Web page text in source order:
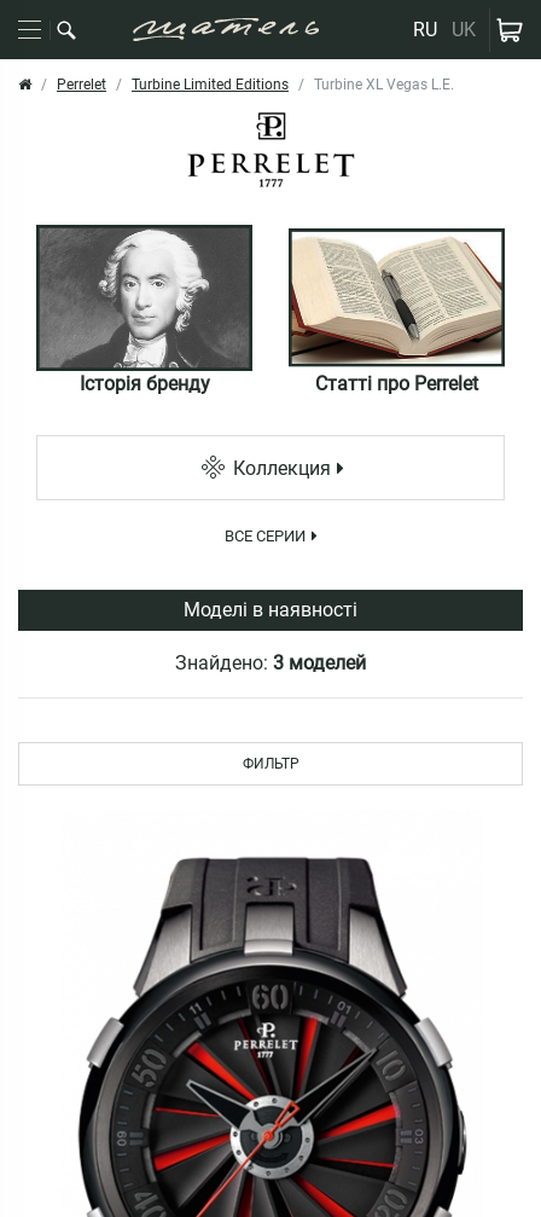
RU UK
Perrelet Turbine Limited Editions Turbine XL Vegas L.E.
Історія бренду Статті про Perrelet
Коллекция
ВСЕ СЕРИИ
Моделі в наявності
Знайдено: 3 моделей
ФИЛЬТР